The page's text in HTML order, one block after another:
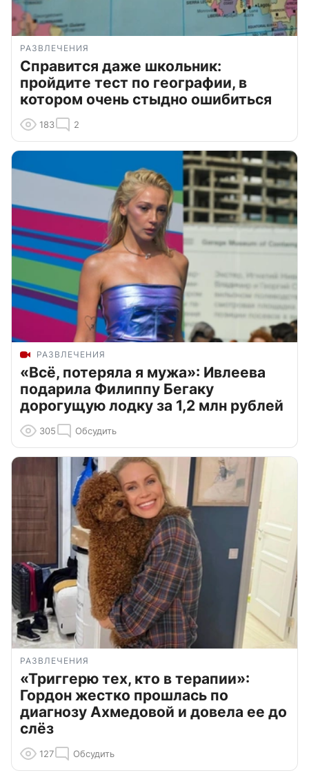
РАЗВЛЕЧЕНИЯ
Справится даже школьник:
пройдите тест по географии, в
котором очень стыдно ошибиться
183 2
РАЗВЛЕЧЕНИЯ
«Всё, потеряла я мужа»: Ивлеева
подарила Филиппу Бегаку
дорогущую лодку за 1,2 млн рублей
305 Обсудить
РАЗВЛЕЧЕНИЯ
«Триггерю тех, кто в терапии»:
Гордон жестко прошлась по
диагнозу Ахмедовой и довела ее до
слёз
127 Обсудить